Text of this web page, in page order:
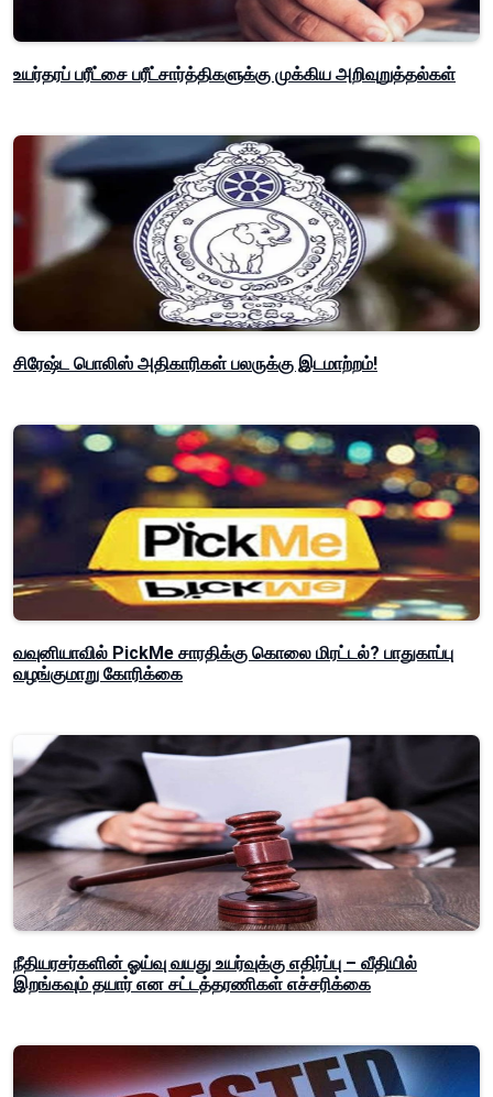
உயர்தரப் பரீட்சை பரீட்சார்த்திகளுக்கு முக்கிய அறிவுறுத்தல்கள்
சிரேஷ்ட பொலிஸ் அதிகாரிகள் பலருக்கு இடமாற்றம்!
வவுனியாவில் PickMe சாரதிக்கு கொலை மிரட்டல்? பாதுகாப்பு
வழங்குமாறு கோரிக்கை
நீதியரசர்களின் ஓய்வு வயது உயர்வுக்கு எதிர்ப்பு – வீதியில்
இறங்கவும் தயார் என சட்டத்தரணிகள் எச்சரிக்கை